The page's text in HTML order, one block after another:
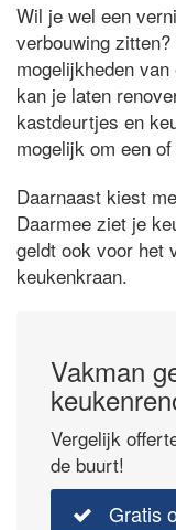
Wil je wel een
verbouwing
mogelijkheden
kan je laten
kastdeurtjes en
mogelijk om een
Daarnaast kiest
Daarmee ziet je
geldt ook voor het
keukenkraan.
Vakman
Vergelijk
de buurt!
Gratis